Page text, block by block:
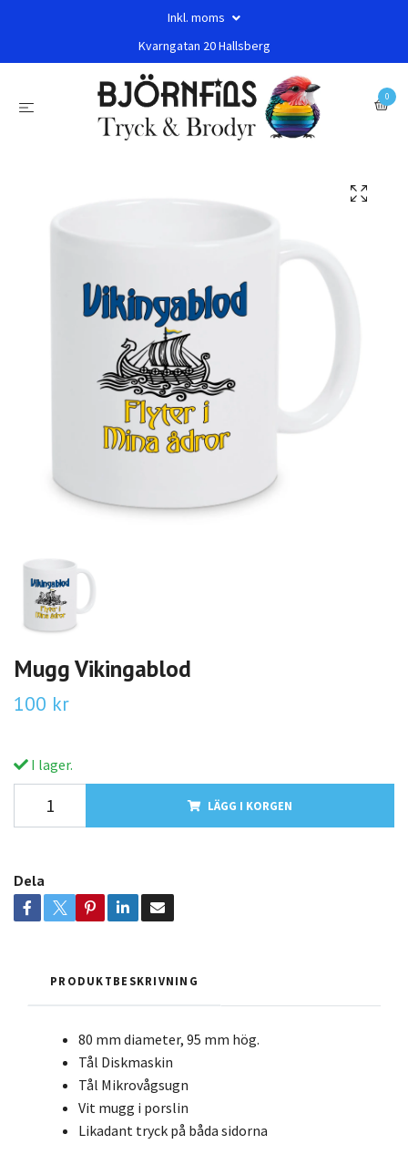
Inkl. moms
Kvarngatan 20 Hallsberg
0
Mugg Vikingablod
100 kr
I lager.
LÄGG I KORGEN
Dela
PRODUKTBESKRIVNING
80 mm diameter, 95 mm hög.
Tål Diskmaskin
Tål Mikrovågsugn
Vit mugg i porslin
Likadant tryck på båda sidorna